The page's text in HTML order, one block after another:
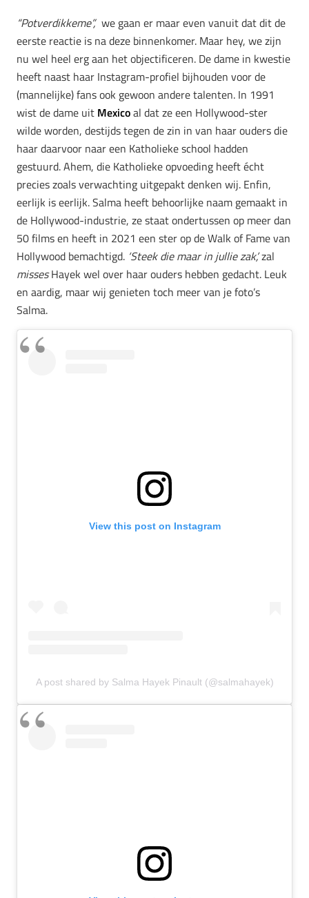
“Potverdikkeme”,we gaan er maar even vanuit dat dit de
eerste reactie is na deze binnenkomer. Maar hey, we zijn
nu wel heel erg aan het objectificeren. De dame in kwestie
heeft naast haar Instagram-profiel bijhouden voor de
(mannelijke) fans ook gewoon andere talenten. In 1991
wist de dame uit Mexicoal dat ze een Hollywood-ster
wilde worden, destijds tegen de zin in van haar ouders die
haar daarvoor naar een Katholieke school hadden
gestuurd. Ahem, die Katholieke opvoeding heeft écht
precies zoals verwachting uitgepakt denken wij. Enfin,
eerlijk is eerlijk. Salma heeft behoorlijke naam gemaakt in
de Hollywood-industrie, ze staat ondertussen op meer dan
50 films en heeft in 2021 een ster op de Walk of Fame van
Hollywood bemachtigd. ‘Steek die maar in jullie zak’,zal
missesHayek wel over haar ouders hebben gedacht. Leuk
en aardig, maar wij genieten toch meer van je foto’s
Salma.
View this post on Instagram
A post shared by Salma Hayek Pinault (@salmahayek)